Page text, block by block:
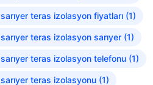
sarıyer teras izolasyon fiyatları(1)
sarıyer teras izolasyon sarıyer(1)
sarıyer teras izolasyon telefonu(1)
sarıyer teras izolasyonu(1)